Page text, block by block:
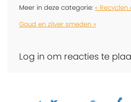
Meer in deze categorie: « Recyclen
Goud en zilver smeden »
Log in om reacties te